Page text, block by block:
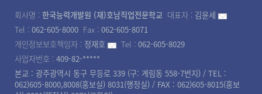
회사명 : 한국능력개발원 (재)호남직업전문학교 대표자 : 김윤세
Tel : 062-605-8000 Fax : 062-605-8071
개인정보보호책임자 : 정재호 Tel : 062-605-8029
사업자번호 : 409-82-*****
본교 : 광주광역시 동구 무등로 339 (구: 계림동 558-7번지) / TEL :
062)605-8000,8008(홍보실) 8031(행정실) / FAX : 062)605-8015(홍보